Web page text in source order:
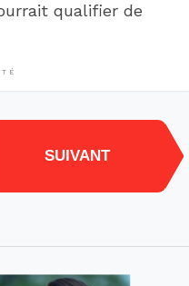
qualifier de
SUIVANT